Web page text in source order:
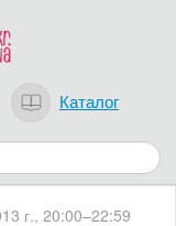
Каталог
г., 20:00–22:59